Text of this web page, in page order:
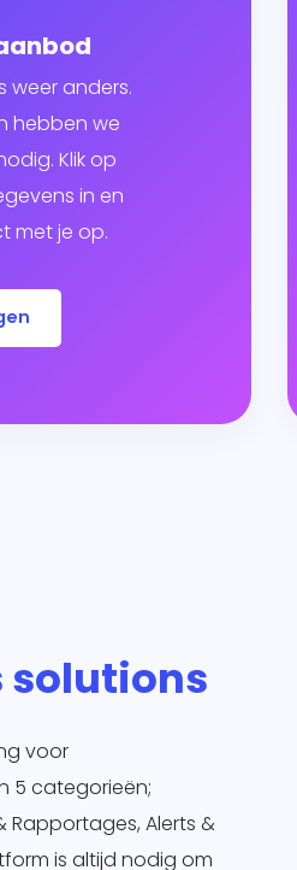
weer anders.
hebben we
Klik op
in en
met je op.
solutions
voor
5 categorieën;
Rapportages, Alerts &
is altijd nodig om